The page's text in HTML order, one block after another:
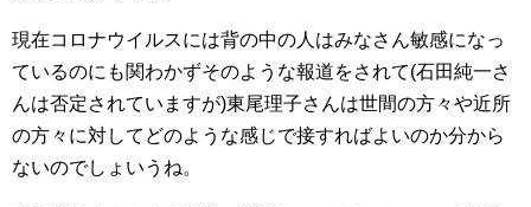
現在コロナウイルスには背の中の人はみなさん敏感になっ
ているのにも関わかずそのような報道をされて(石田純一さ
んは否定されていますが)東尾理子さんは世間の方々や近所
の方々に対してどのような感じで接すればよいのか分から
ないのでしょいうね。